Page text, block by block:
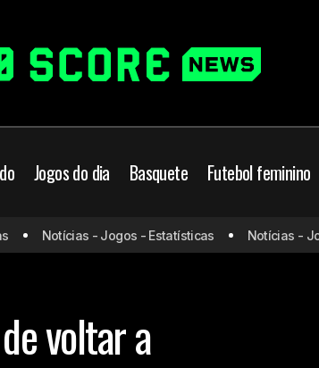
Jogos do dia Basquete Futebol feminino
Messi fala sobre vontade de voltar a Barcelona
Notícias - Jogos - Estatísticas Notícias -
voltar a